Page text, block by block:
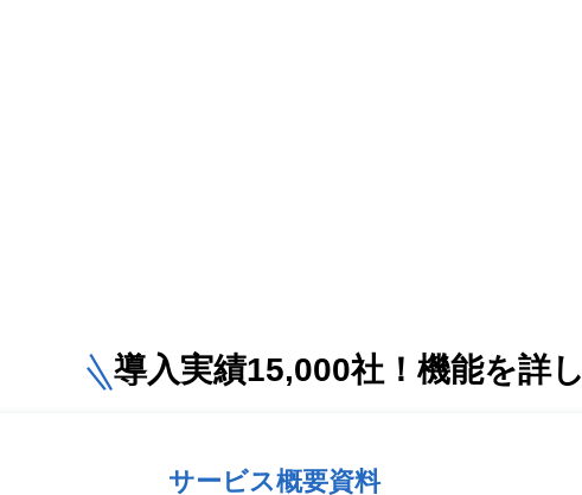
導入実績15,000社！ 機能を詳
サービス概要資料